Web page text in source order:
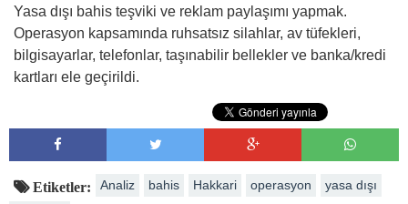
Yasa dışı bahis teşviki ve reklam paylaşımı yapmak.
Operasyon kapsamında ruhsatsız silahlar, av tüfekleri,
bilgisayarlar, telefonlar, taşınabilir bellekler ve banka/kredi
kartları ele geçirildi.
Etiketler: Analiz bahis Hakkari operasyon
yasa dışı